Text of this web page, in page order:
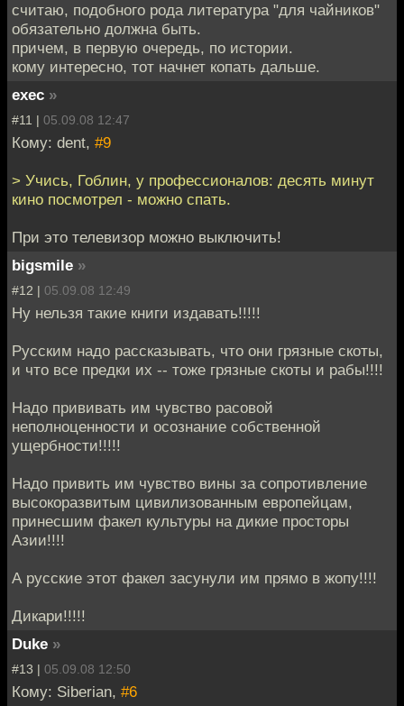
считаю, подобного рода литература "для чайников"
обязательно должна быть.
причем, в первую очередь, по истории.
кому интересно, тот начнет копать дальше.
exec »
#11 | 05.09.08 12:47
Кому: dent, #9
> Учись, Гоблин, у профессионалов: десять минут
кино посмотрел - можно спать.
При это телевизор можно выключить!
bigsmile »
#12 | 05.09.08 12:49
Ну нельзя такие книги издавать!!!!!
Русским надо рассказывать, что они грязные скоты,
и что все предки их -- тоже грязные скоты и рабы!!!!
Надо прививать им чувство расовой
неполноценности и осознание собственной
ущербности!!!!!
Надо привить им чувство вины за сопротивление
высокоразвитым цивилизованным европейцам,
принесшим факел культуры на дикие просторы
Азии!!!!
А русские этот факел засунули им прямо в жопу!!!!
Дикари!!!!!
Duke »
#13 | 05.09.08 12:50
Кому: Siberian, #6